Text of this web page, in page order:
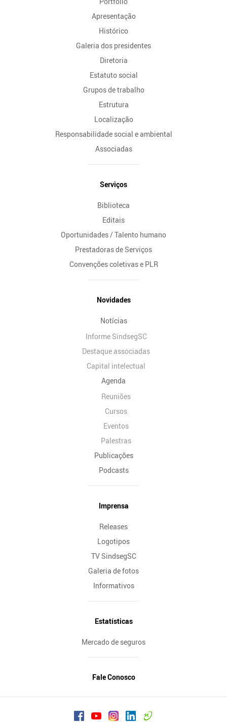
Apresentação
Histórico
Galeria dos presidentes
Diretoria
Estatuto social
Grupos de trabalho
Estrutura
Localização
Responsabilidade social e ambiental
Associadas
Serviços
Biblioteca
Editais
Oportunidades / Talento humano
Prestadoras de Serviços
Convenções coletivas e PLR
Novidades
Notícias
Informe SindsegSC
Destaque associadas
Capital intelectual
Agenda
Reuniões
Cursos
Eventos
Palestras
Publicações
Podcasts
Imprensa
Releases
Logotipos
TV SindsegSC
Galeria de fotos
Informativos
Estatísticas
Mercado de seguros
Fale Conosco